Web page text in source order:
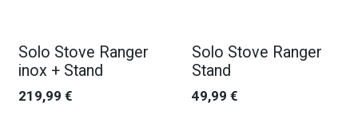
Solo Stove Ranger
inox + Stand
219,99 €
Solo Stove Ranger
Stand
49,99 €